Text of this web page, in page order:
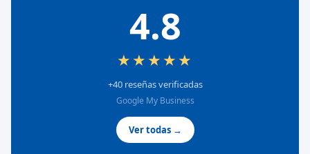
4.8
★★★★★
+40 reseñas verificadas
Google My Business
Ver todas →